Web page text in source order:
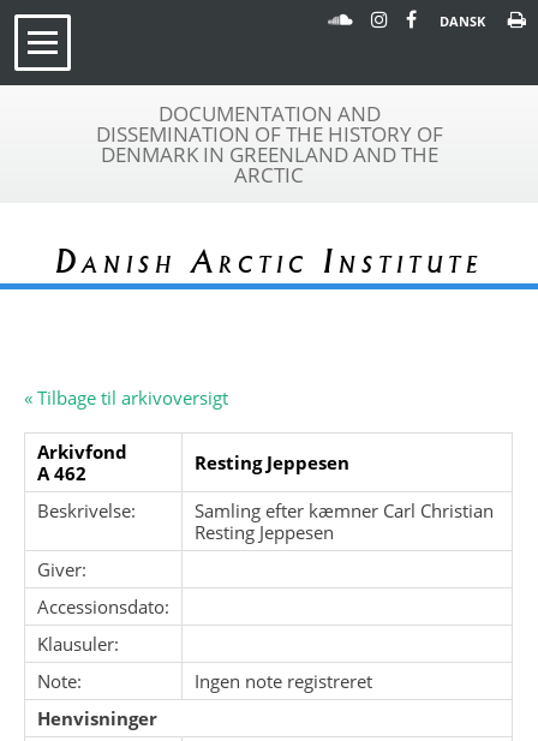
DANSK
DOCUMENTATION AND
DISSEMINATION OF THE HISTORY OF
DENMARK IN GREENLAND AND THE
ARCTIC
Danish Arctic Institute
« Tilbage til arkivoversigt
Arkivfond
A 462
Resting Jeppesen
Beskrivelse:
Samling efter kæmner Carl Christian
Resting Jeppesen
Giver:
Accessionsdato:
Klausuler:
Note:
Ingen note registreret
Henvisninger